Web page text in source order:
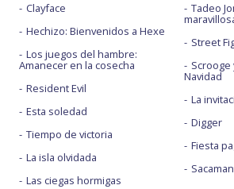
Clayface
Hechizo: Bienvenidos a Hexe
Los juegos del hambre:
Amanecer en la cosecha
Resident Evil
Esta soledad
Tiempo de victoria
La isla olvidada
Las ciegas hormigas
Tadeo
Street
Scrooge
Navidad
La
Digger
Fiesta